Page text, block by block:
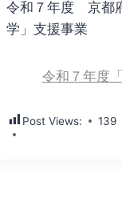
令和７年度 京都
学」支援事業
令和７年度
Post Views: 139